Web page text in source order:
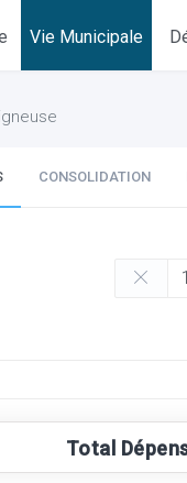
Vie Municipale
CONSOLIDATION
Total